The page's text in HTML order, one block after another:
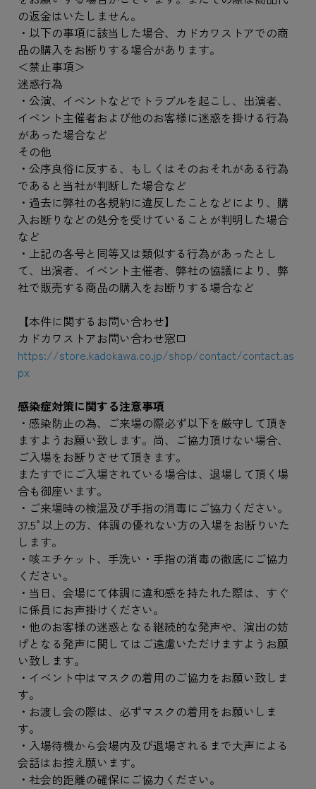
の返金はいたしません。
・以下の事項に該当した場合、カドカワストアでの商
品の購入をお断りする場合があります。
＜禁止事項＞
迷惑行為
・公演、イベントなどでトラブルを起こし、出演者、
イベント主催者および他のお客様に迷惑を掛ける行為
があった場合など
その他
・公序良俗に反する、もしくはそのおそれがある行為
であると当社が判断した場合など
・過去に弊社の各規約に違反したことなどにより、購
入お断りなどの処分を受けていることが判明した場合
など
・上記の各号と同等又は類似する行為があったとし
て、出演者、イベント主催者、弊社の協議により、弊
社で販売する商品の購入をお断りする場合など
【本件に関するお問い合わせ】
カドカワストアお問い合わせ窓口
https://store.kadokawa.co.jp/shop/contact/contact.as
px
感染症対策に関する注意事項
・感染防止の為、ご来場の際必ず以下を厳守して頂き
ますようお願い致します。尚、ご協力頂けない場合、
ご入場をお断りさせて頂きます。
またすでにご入場されている場合は、退場して頂く場
合も御座います。
・ご来場時の検温及び手指の消毒にご協力ください。
37.5°以上の方、体調の優れない方の入場をお断りいた
します。
・咳エチケット、手洗い・手指の消毒の徹底にご協力
ください。
・当日、会場にて体調に違和感を持たれた際は、すぐ
に係員にお声掛けください。
・他のお客様の迷惑となる継続的な発声や、演出の妨
げとなる発声に関してはご遠慮いただけますようお願
い致します。
・イベント中はマスクの着用のご協力をお願い致しま
す。
・お渡し会の際は、必ずマスクの着用をお願いしま
す。
・入場待機から会場内及び退場されるまで大声による
会話はお控え願います。
・社会的距離の確保にご協力ください。